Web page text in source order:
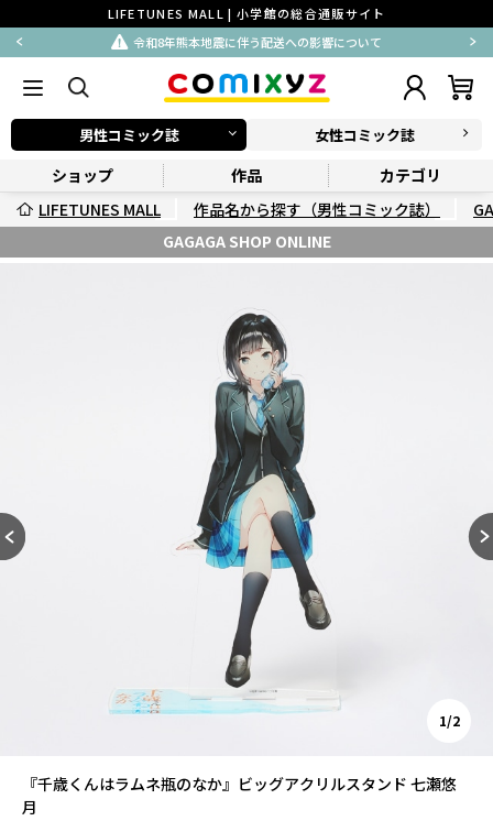
LIFETUNES MALL | 小学館の総合通販サイト
令和8年熊本地震に伴う配送への影響について
男性コミック誌 女性コミック誌
ショップ 作品
カテゴリ
LIFETUNES MALL
作品名から探す（男性コミック誌）
GAGAGA SHOP ONLINE
『千歳くんはラムネ瓶のなか』ビッグアクリルスタンド 七瀬悠
月
1/2